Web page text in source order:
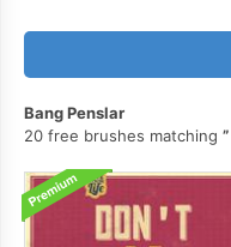
Bang Penslar
20 free brushes matching